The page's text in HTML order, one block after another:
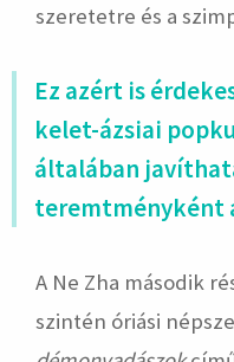
szeretetre és a
Ez azért is
kelet-ázsiai
általában
teremtményként
A Ne Zha második
szintén óriási